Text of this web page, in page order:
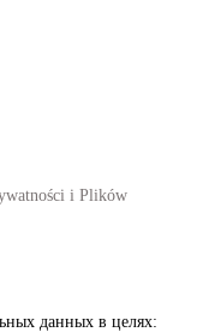
i Plików
данных в целях: